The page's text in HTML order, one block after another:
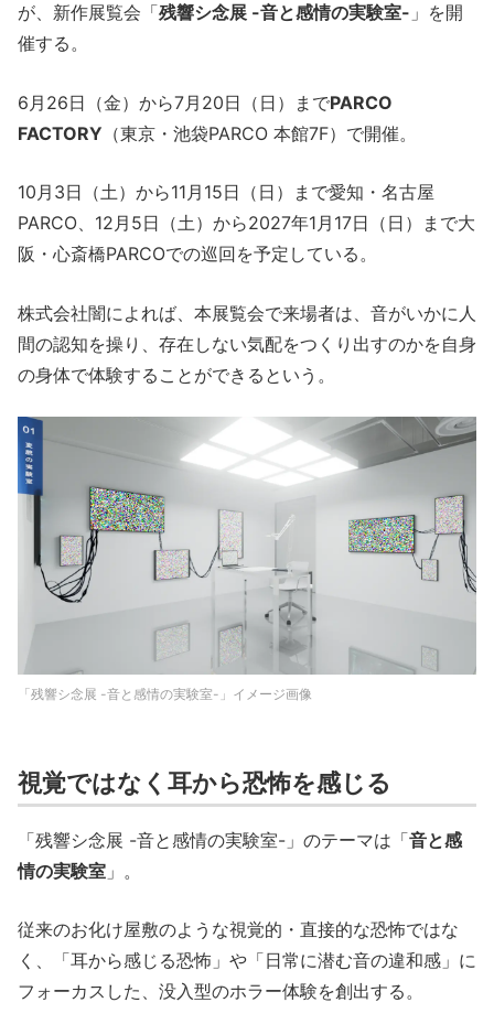
が、新作展覧会「残響シ念展 -音と感情の実験室- 」を開
催する。
6月26日（金）から7月20日（日）までPARCO
FACTORY （東京・池袋PARCO 本館7F）で開催。
10月3日（土）から11月15日（日）まで愛知・名古屋
PARCO、12月5日（土）から2027年1月17日（日）まで大
阪・心斎橋PARCOでの巡回を予定している。
株式会社闇によれば、本展覧会で来場者は、音がいかに人
間の認知を操り、存在しない気配をつくり出すのかを自身
の身体で体験することができるという。
「残響シ念展 -音と感情の実験室-」イメージ画像
視覚ではなく耳から恐怖を感じる
「残響シ念展 -音と感情の実験室-」のテーマは「音と感
情の実験室 」。
従来のお化け屋敷のような視覚的・直接的な恐怖ではな
く、「耳から感じる恐怖」や「日常に潜む音の違和感」に
フォーカスした、没入型のホラー体験を創出する。